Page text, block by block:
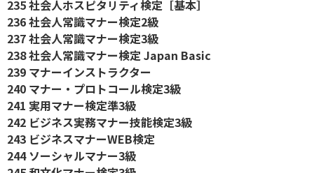
235 社会人ホスピタリティ検定［基本］
236 社会人常識マナー検定2級
237 社会人常識マナー検定3級
238 社会人常識マナー検定 Japan Basic
239 マナーインストラクター
240 マナー・プロトコール検定3級
241 実用マナー検定準3級
242 ビジネス実務マナー技能検定3級
243 ビジネスマナーWEB検定
244 ソーシャルマナー3級